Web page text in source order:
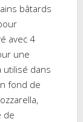
bâtards
avec 4
une
utilisé dans
fond de
de